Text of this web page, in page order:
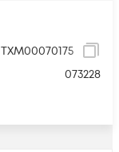
ТХМ00070175
073228